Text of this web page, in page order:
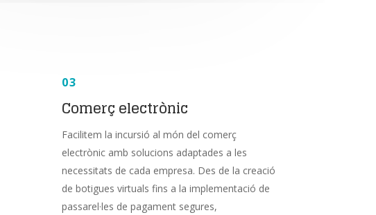
03
Comerç electrònic
Facilitem la incursió al món del comerç
electrònic amb solucions adaptades a les
necessitats de cada empresa. Des de la creació
de botigues virtuals fins a la implementació de
passarel·les de pagament segures,